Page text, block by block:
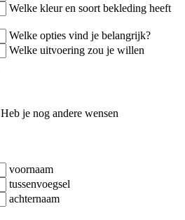
Welke kleur en soort bekleding heeft
Welke opties vind je belangrijk?
Welke uitvoering zou je willen
Heb je nog andere wensen
voornaam
tussenvoegsel
achternaam